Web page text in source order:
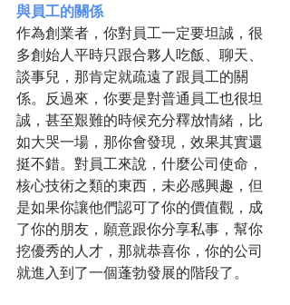
與員工的關係
作為創業者，你對員工一定要坦誠，很
多創始人平時只跟合夥人吃飯、聊天、
談事兒，那肯定就疏遠了跟員工的關
係。反過來，你要是對普通員工也很坦
誠，甚至艱難的時候充分釋放情緒，比
如大哭一場，那你會發現，效果其實還
挺不錯。對員工來說，什麼公司使命，
核心技術之類的東西，未必感興趣，但
是如果你讓他們認可了你的價值觀，成
了你的朋友，願意跟你分享私事，幫你
挖優秀的人才，那就恭喜你，你的公司
就進入到了一個蓬勃發展的階段了。